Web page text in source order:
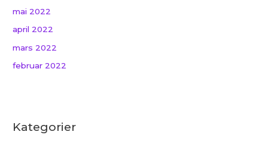
mai 2022
april 2022
mars 2022
februar 2022
Kategorier